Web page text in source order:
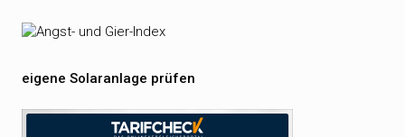
eigene Solaranlage prüfen